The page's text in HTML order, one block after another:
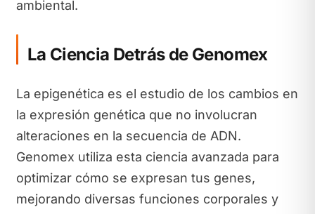
ambiental.
La Ciencia Detrás de Genomex
La epigenética es el estudio de los cambios en
la expresión genética que no involucran
alteraciones en la secuencia de ADN.
Genomex utiliza esta ciencia avanzada para
optimizar cómo se expresan tus genes,
mejorando diversas funciones corporales y